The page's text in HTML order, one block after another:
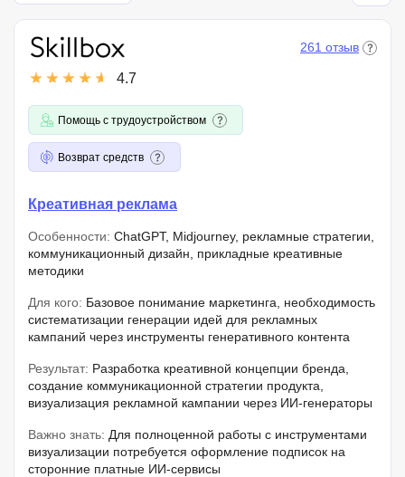
4.7
261 отзыв
Помощь с трудоустройством
Возврат средств
Креативная реклама
Особенности: ChatGPT, Midjourney, рекламные стратегии,
коммуникационный дизайн, прикладные креативные
методики
Для кого: Базовое понимание маркетинга, необходимость
систематизации генерации идей для рекламных
кампаний через инструменты генеративного контента
Результат: Разработка креативной концепции бренда,
создание коммуникационной стратегии продукта,
визуализация рекламной кампании через ИИ-генераторы
Важно знать: Для полноценной работы с инструментами
визуализации потребуется оформление подписок на
сторонние платные ИИ-сервисы